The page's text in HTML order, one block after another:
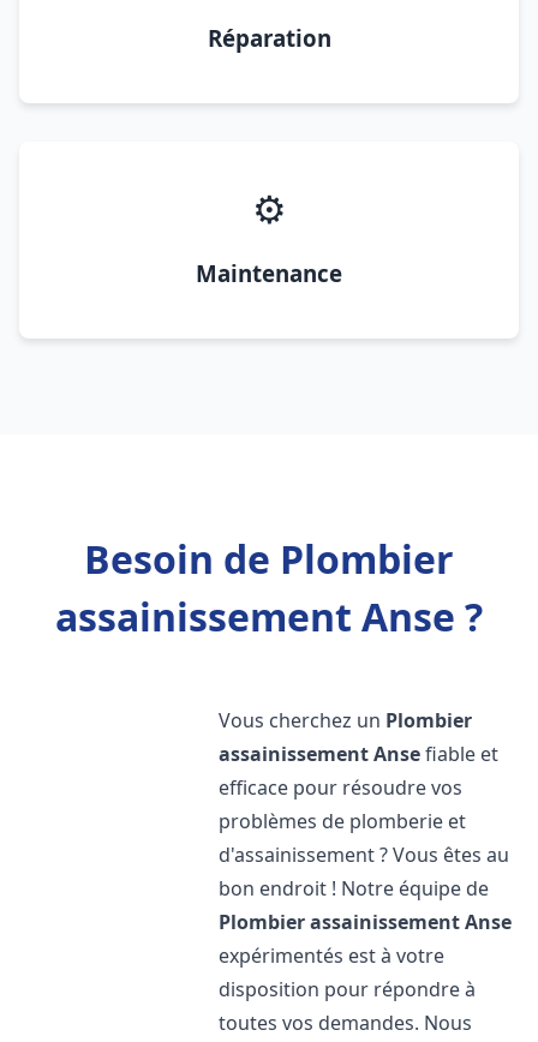
Réparation
⚙️
Maintenance
Besoin de Plombier
assainissement Anse ?
Vous cherchez un Plombier
assainissementAnsefiable et
efficace pour résoudre vos
problèmes de plomberie et
d'assainissement ? Vous êtes au
bon endroit ! Notre équipe de
Plombier assainissementAnse
expérimentés est à votre
disposition pour répondre à
toutes vos demandes. Nous